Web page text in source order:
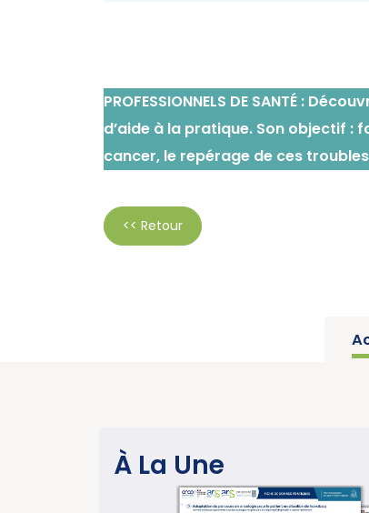
PROFESSIONNELS DE SANTÉ :
d’aide à la pratique. Son objectif :
cancer, le repérage de ces
<< Retour
À La Une
Parution du rapport d’activité 2025 « Une
année charnière pour la lutte contre les
cancers » (Institut National du Cancer)